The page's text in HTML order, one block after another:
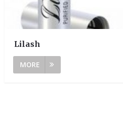
Lilash
MORE